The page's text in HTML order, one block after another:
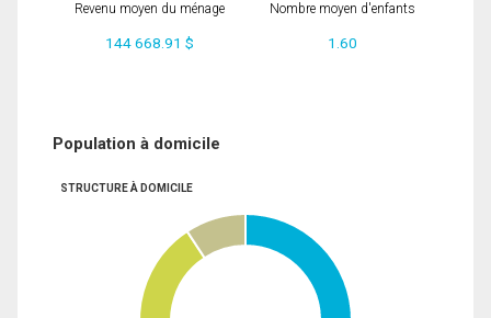
Revenu moyen du ménage
144 668.91 $
Nombre moyen d'enfants
1.60
Population à domicile
STRUCTURE À DOMICILE